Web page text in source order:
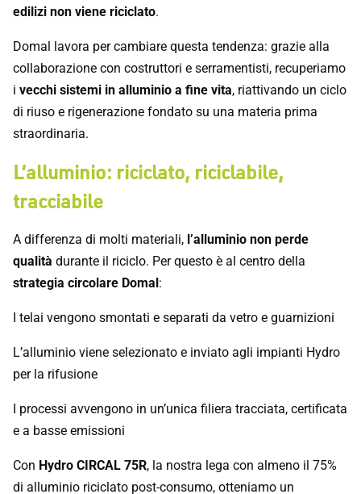
edilizi non viene riciclato.
Domal lavora per cambiare questa tendenza: grazie alla
collaborazione con costruttori e serramentisti, recuperiamo
i vecchi sistemi in alluminio a fine vita, riattivando un ciclo
di riuso e rigenerazione fondato su una materia prima
straordinaria.
L’alluminio: riciclato, riciclabile,
tracciabile
A differenza di molti materiali, l’alluminio non perde
qualità durante il riciclo. Per questo è al centro della
strategia circolare Domal:
I telai vengono smontati e separati da vetro e guarnizioni
L’alluminio viene selezionato e inviato agli impianti Hydro
per la rifusione
I processi avvengono in un’unica filiera tracciata, certificata
e a basse emissioni
Con Hydro CIRCAL 75R, la nostra lega con almeno il 75%
di alluminio riciclato post-consumo, otteniamo un